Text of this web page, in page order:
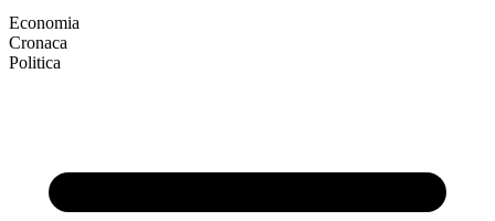
Economia
Cronaca
Politica